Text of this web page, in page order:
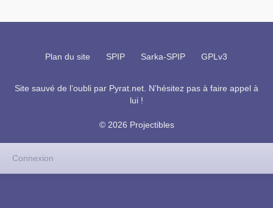
Plan du site SPIP Sarka-SPIP GPLv3
Site sauvé de l’oubli par Pyrat.net . N’hésitez pas à faire appel à
lui !
© 2026 Projectibles
Connexion